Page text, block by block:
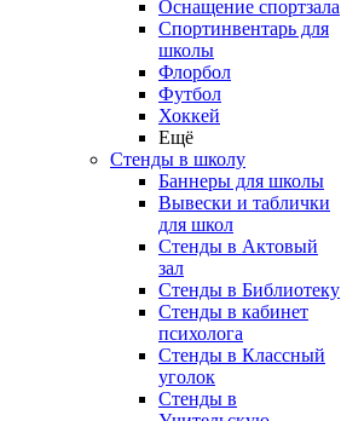
Оснащение спортзала
Спортинвентарь для
школы
Флорбол
Футбол
Хоккей
Ещё
Стенды в школу
Баннеры для школы
Вывески и таблички
для школ
Стенды в Актовый
зал
Стенды в Библиотеку
Стенды в кабинет
психолога
Стенды в Классный
уголок
Стенды в